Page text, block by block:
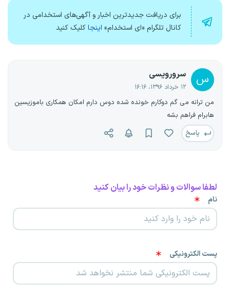
برای دریافت جدیدترین اخبار و آگهی‌های استخدامی در
کانال تلگرام «ای استخدام» اینجاکلیک کنید
س سرورویسی
۱۲ خرداد ۱۳۹۶، ۱۶:۱۶
من ترانه می گم دوکارم خونده شده دوس دارم امکان همکاری باموزیسین
هابرام فراهم بشه
پاسخ
لطفا سوالات و نظرات خود را بیان کنید
نام
پست الکترونیکی